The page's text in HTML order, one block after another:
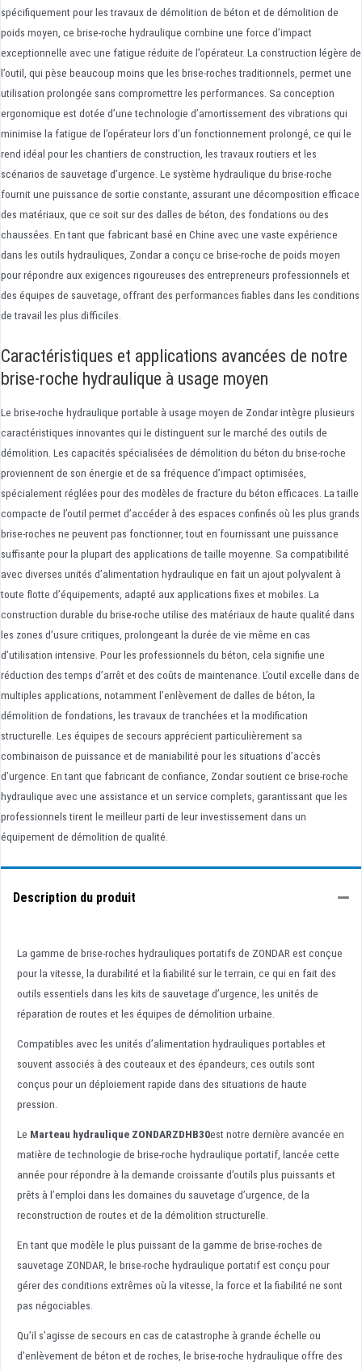
spécifiquement pour les travaux de démolition de béton et de démolition de
poids moyen, ce brise-roche hydraulique combine une force d’impact
exceptionnelle avec une fatigue réduite de l’opérateur. La construction légère de
l’outil, qui pèse beaucoup moins que les brise-roches traditionnels, permet une
utilisation prolongée sans compromettre les performances. Sa conception
ergonomique est dotée d’une technologie d’amortissement des vibrations qui
minimise la fatigue de l’opérateur lors d’un fonctionnement prolongé, ce qui le
rend idéal pour les chantiers de construction, les travaux routiers et les
scénarios de sauvetage d’urgence. Le système hydraulique du brise-roche
fournit une puissance de sortie constante, assurant une décomposition efficace
des matériaux, que ce soit sur des dalles de béton, des fondations ou des
chaussées. En tant que fabricant basé en Chine avec une vaste expérience
dans les outils hydrauliques, Zondar a conçu ce brise-roche de poids moyen
pour répondre aux exigences rigoureuses des entrepreneurs professionnels et
des équipes de sauvetage, offrant des performances fiables dans les conditions
de travail les plus difficiles.
Caractéristiques et applications avancées de notre
brise-roche hydraulique à usage moyen
Le brise-roche hydraulique portable à usage moyen de Zondar intègre plusieurs
caractéristiques innovantes qui le distinguent sur le marché des outils de
démolition. Les capacités spécialisées de démolition du béton du brise-roche
proviennent de son énergie et de sa fréquence d’impact optimisées,
spécialement réglées pour des modèles de fracture du béton efficaces. La taille
compacte de l’outil permet d’accéder à des espaces confinés où les plus grands
brise-roches ne peuvent pas fonctionner, tout en fournissant une puissance
suffisante pour la plupart des applications de taille moyenne. Sa compatibilité
avec diverses unités d’alimentation hydraulique en fait un ajout polyvalent à
toute flotte d’équipements, adapté aux applications fixes et mobiles. La
construction durable du brise-roche utilise des matériaux de haute qualité dans
les zones d’usure critiques, prolongeant la durée de vie même en cas
d’utilisation intensive. Pour les professionnels du béton, cela signifie une
réduction des temps d’arrêt et des coûts de maintenance. L’outil excelle dans de
multiples applications, notamment l’enlèvement de dalles de béton, la
démolition de fondations, les travaux de tranchées et la modification
structurelle. Les équipes de secours apprécient particulièrement sa
combinaison de puissance et de maniabilité pour les situations d’accès
d’urgence. En tant que fabricant de confiance, Zondar soutient ce brise-roche
hydraulique avec une assistance et un service complets, garantissant que les
professionnels tirent le meilleur parti de leur investissement dans un
équipement de démolition de qualité.
Description du produit
La gamme de brise-roches hydrauliques portatifs de ZONDAR est conçue
pour la vitesse, la durabilité et la fiabilité sur le terrain, ce qui en fait des
outils essentiels dans les kits de sauvetage d’urgence, les unités de
réparation de routes et les équipes de démolition urbaine.
Compatibles avec les unités d’alimentation hydrauliques portables et
souvent associés à des couteaux et des épandeurs, ces outils sont
conçus pour un déploiement rapide dans des situations de haute
pression.
Le Marteau hydraulique ZONDARZDHB30est notre dernière avancée en
matière de technologie de brise-roche hydraulique portatif, lancée cette
année pour répondre à la demande croissante d’outils plus puissants et
prêts à l’emploi dans les domaines du sauvetage d’urgence, de la
reconstruction de routes et de la démolition structurelle.
En tant que modèle le plus puissant de la gamme de brise-roches de
sauvetage ZONDAR, le brise-roche hydraulique portatif est conçu pour
gérer des conditions extrêmes où la vitesse, la force et la fiabilité ne sont
pas négociables.
Qu’il s’agisse de secours en cas de catastrophe à grande échelle ou
d’enlèvement de béton et de roches, le brise-roche hydraulique offre des